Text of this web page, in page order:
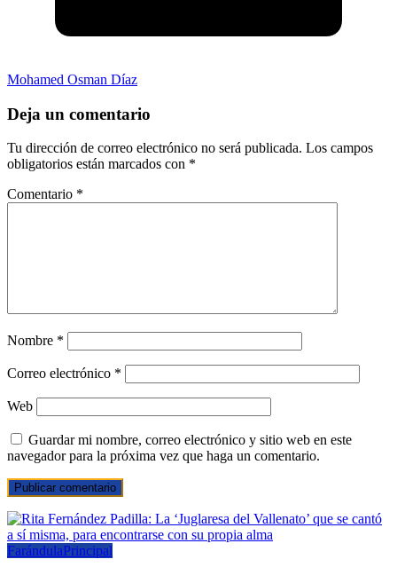
Mohamed Osman Díaz
Deja un comentario
Tu dirección de correo electrónico no será publicada. Los campos
obligatorios están marcados con *
Comentario *
Nombre *
Correo electrónico *
Web
Guardar mi nombre, correo electrónico y sitio web en este
navegador para la próxima vez que haga un comentario.
FarándulaPrincipal